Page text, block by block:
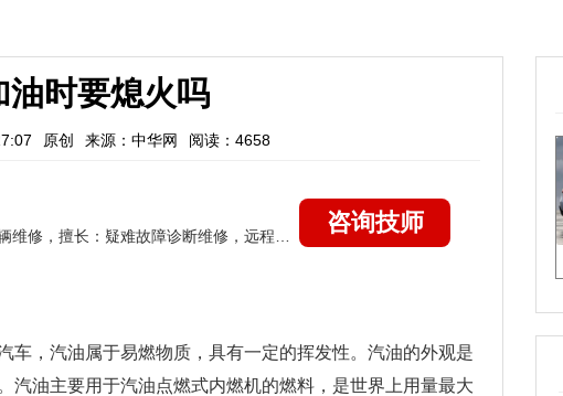
油时要熄火吗
原创 来源：中华网 阅读：4658
咨询技师
车，汽油属于易燃物质，具有一定的挥发性。汽油的外观是
汽油主要用于汽油点燃式内燃机的燃料，是世界上用量最大